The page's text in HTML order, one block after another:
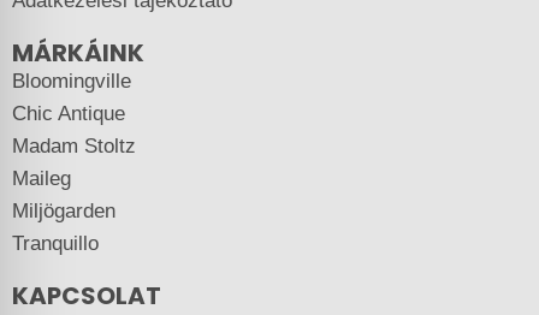
MÁRKÁINK
Bloomingville
Chic Antique
Madam Stoltz
Maileg
Miljögarden
Tranquillo
KAPCSOLAT